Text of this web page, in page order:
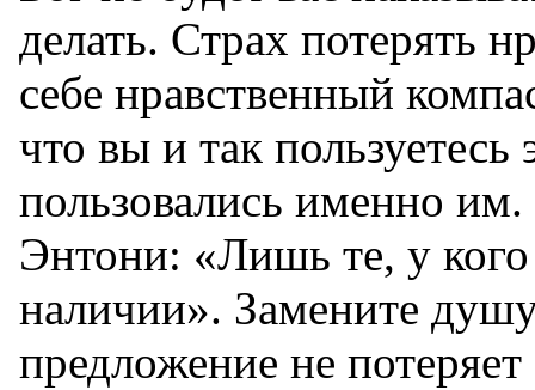
делать. Страх потерять
себе нравственный
что вы и так
пользовались именно
Энтони: «Лишь те, у
наличии». Замените
предложение не